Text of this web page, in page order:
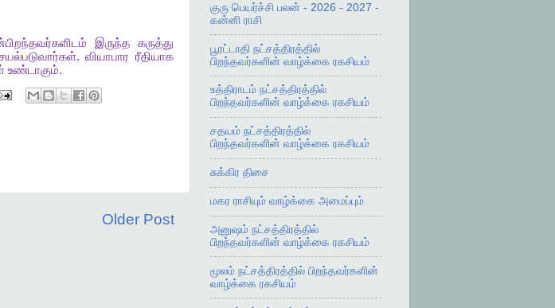
இருந்த
கருத்து
.வியாபார ரீதியாக
உண்டாகும்.
Older Post
குரு பெயர்ச்சி பலன் - 2026 - 2027 -
கன்னி ராசி
பூரட்டாதி நட்சத்திரத்தில்
பிறந்தவர்களின் வாழ்க்கை ரகசியம்
உத்திராடம் நட்சத்திரத்தில்
பிறந்தவர்களின் வாழ்க்கை ரகசியம்
சதயம் நட்சத்திரத்தில்
பிறந்தவர்களின் வாழ்க்கை ரகசியம்
சுக்கிர திசை
மகர ராசியும் வாழ்க்கை அமைப்பும்
அனுஷம் நட்சத்திரத்தில்
பிறந்தவர்களின் வாழ்க்கை ரகசியம்
மூலம் நட்சத்திரத்தில் பிறந்தவர்களின்
வாழ்க்கை ரகசியம்